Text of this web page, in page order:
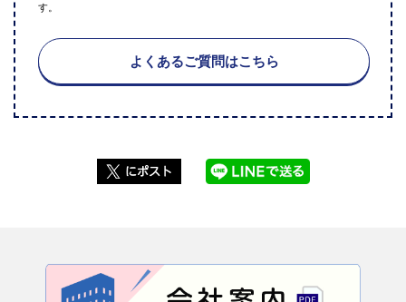
す。
よくあるご質問はこちら